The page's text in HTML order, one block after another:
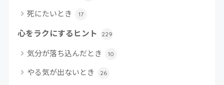
死にたいとき 17
心をラクにするヒント 229
気分が落ち込んだとき 10
やる気が出ないとき 26